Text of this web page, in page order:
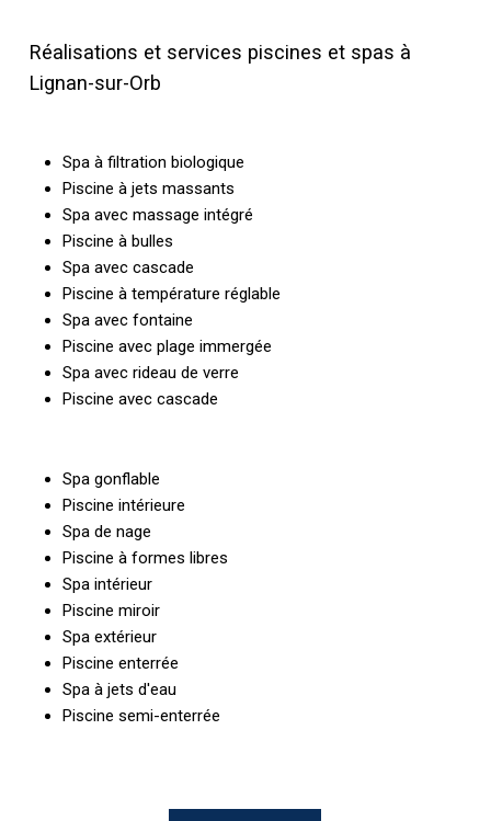
Réalisations et services piscines et spas à
Lignan-sur-Orb
Spa à filtration biologique
Piscine à jets massants
Spa avec massage intégré
Piscine à bulles
Spa avec cascade
Piscine à température réglable
Spa avec fontaine
Piscine avec plage immergée
Spa avec rideau de verre
Piscine avec cascade
Spa gonflable
Piscine intérieure
Spa de nage
Piscine à formes libres
Spa intérieur
Piscine miroir
Spa extérieur
Piscine enterrée
Spa à jets d'eau
Piscine semi-enterrée